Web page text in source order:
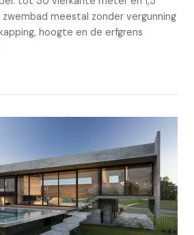
meestal zonder vergunning
hoogte en de erfgrens